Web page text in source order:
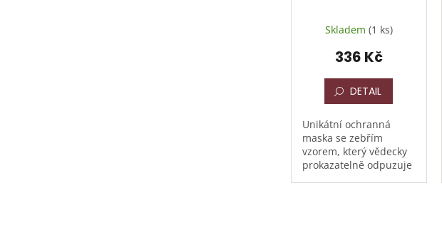
Skladem (1 ks)
336 Kč
DETAIL
Unikátní ochranná
maska se zebřím
vzorem, který vědecky
prokazatelně odpuzuje